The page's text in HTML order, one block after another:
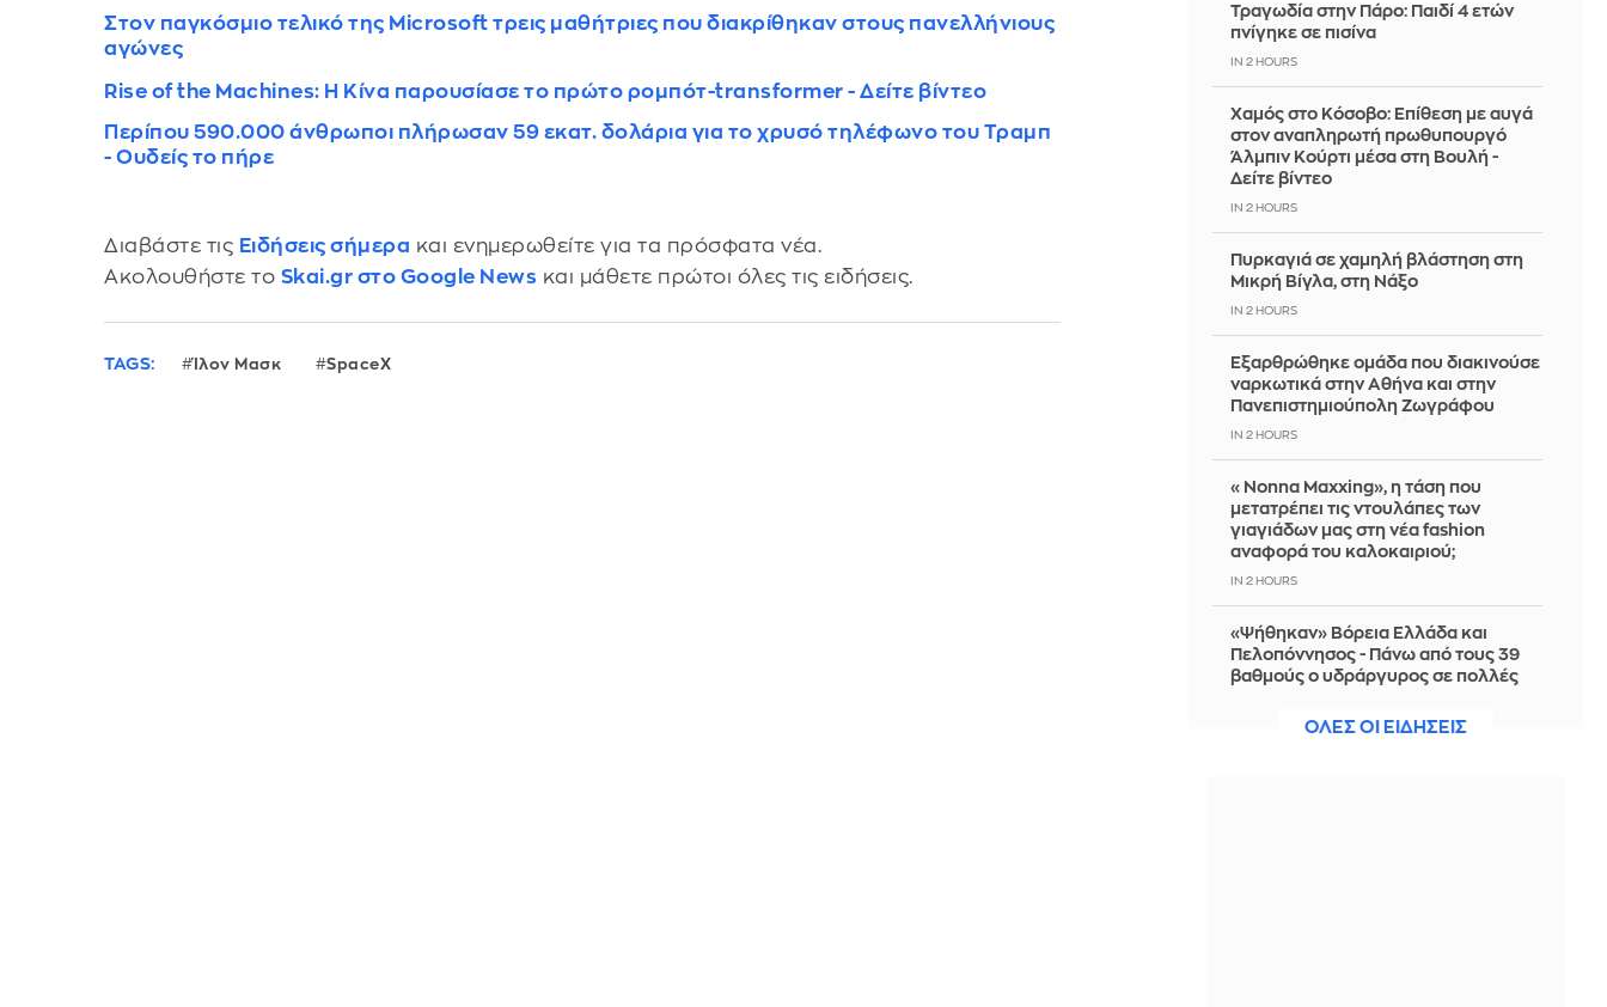
Στον παγκόσμιο τελικό της Microsoft τρεις μαθήτριες που διακρίθηκαν στους πανελλήνιους
αγώνες
Rise of the Machines: Η Κίνα παρουσίασε το πρώτο ρομπότ-transformer - Δείτε βίντεο
Περίπου 590.000 άνθρωποι πλήρωσαν 59 εκατ. δολάρια για το χρυσό τηλέφωνο του Τραμπ
- Ουδείς το πήρε
Διαβάστε τις Ειδήσεις σήμερα και ενημερωθείτε για τα πρόσφατα νέα.
Ακολουθήστε το Skai.gr στο Google News και μάθετε πρώτοι όλες τις ειδήσεις.
TAGS: Ίλον Μασκ SpaceX
Τραγωδία στην Πάρο: Παιδί 4 ετών
πνίγηκε σε πισίνα
IN 2 HOURS
Χαμός στο Κόσοβο: Επίθεση με αυγά
στον αναπληρωτή πρωθυπουργό
Άλμπιν Κούρτι μέσα στη Βουλή -
Δείτε βίντεο
IN 2 HOURS
Πυρκαγιά σε χαμηλή βλάστηση στη
Μικρή Βίγλα, στη Νάξο
IN 2 HOURS
Εξαρθρώθηκε ομάδα που διακινούσε
ναρκωτικά στην Αθήνα και στην
Πανεπιστημιούπολη Ζωγράφου
IN 2 HOURS
«Nonna Maxxing», η τάση που
μετατρέπει τις ντουλάπες των
γιαγιάδων μας στη νέα fashion
αναφορά του καλοκαιριού;
IN 2 HOURS
«Ψήθηκαν» Βόρεια Ελλάδα και
Πελοπόννησος - Πάνω από τους 39
βαθμούς ο υδράργυρος σε πολλές
ΟΛΕΣ ΟΙ ΕΙΔΗΣΕΙΣ